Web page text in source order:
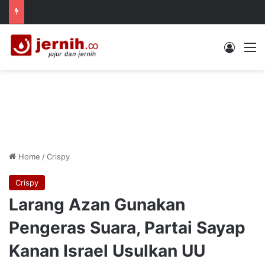
Log In
Home /Crispy
Crispy
Larang Azan Gunakan
Pengeras Suara, Partai Sayap
Kanan Israel Usulkan UU